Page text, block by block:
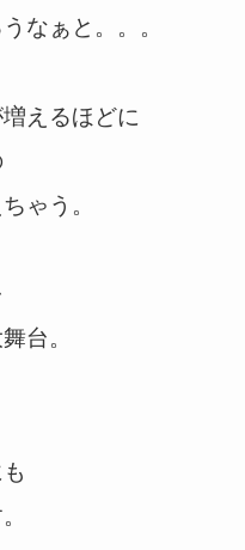
なぁと。。。
えるほどに
ゃう。
台。